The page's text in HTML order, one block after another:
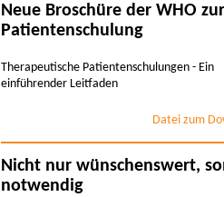
Neue Broschüre der WHO zur
Patientenschulung
Therapeutische Patientenschulungen - Ein
einführender Leitfaden
Datei zum
Nicht nur wünschenswert,
notwendig